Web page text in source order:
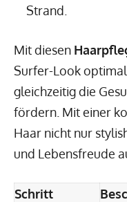
Strand.
Mit diesen
Surfer-Look
gleichzeitig die
fördern. Mit einer
Haar nicht nur
und Lebensfreude
Schritt